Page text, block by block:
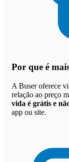
Por que é
A Buser oferece
relação ao preço
vida é grátis e
app ou site.